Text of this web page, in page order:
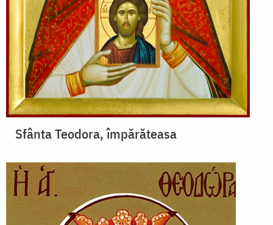
Sfânta Teodora, împărăteasa